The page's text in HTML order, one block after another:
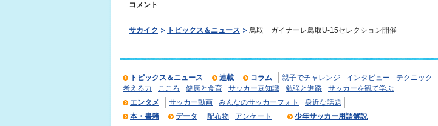
コメント
サカイク トピックス＆ニュース 鳥取 ガイナーレ鳥取U-15セレクション開催
トピックス＆ニュース 連載 コラム 親子でチャレンジ インタビュー テクニック
考える力
こころ 健康と食育 サッカー豆知識 勉強と進路
サッカーを観て学ぶ
エンタメ
サッカー動画 みんなのサッカーフォト
身近な話題
本・書籍
データ 配布物 アンケート 少年サッカー用語解説